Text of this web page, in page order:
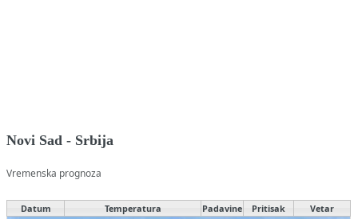
Novi Sad - Srbija
Vremenska prognoza
Datum Temperatura Padavine Pritisak Vetar